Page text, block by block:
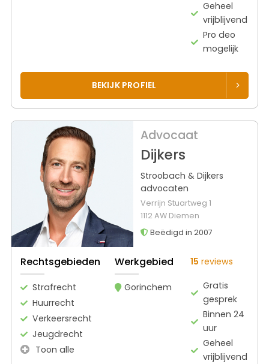
Geheel
vrijblijvend
Pro deo
mogelijk
BEKIJK PROFIEL
Advocaat
Dijkers
Stroobach & Dijkers
advocaten
Verrijn Stuartweg 1
1112 AW Diemen
Beëdigd in 2007
Rechtsgebieden
Strafrecht
Huurrecht
Verkeersrecht
Jeugdrecht
Toon alle
Werkgebied
Gorinchem
15 reviews
Gratis
gesprek
Binnen 24
uur
Geheel
vrijblijvend